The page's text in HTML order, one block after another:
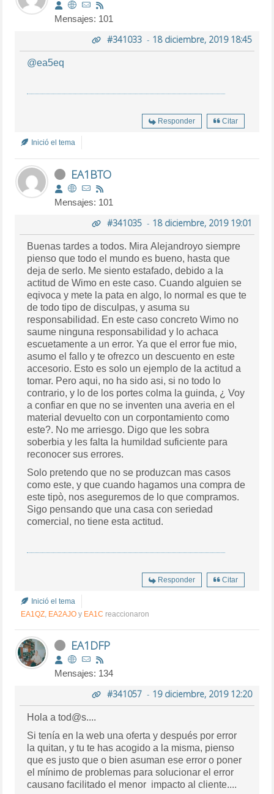
Mensajes: 101
#341033- 18 diciembre, 2019 18:45
@ea5eq
Responder Citar
Inició el tema
EA1BTO
Mensajes: 101
#341035- 18 diciembre, 2019 19:01
Buenas tardes a todos. Mira Alejandroyo siempre
pienso que todo el mundo es bueno, hasta que
deja de serlo. Me siento estafado, debido a la
actitud de Wimo en este caso. Cuando alguien se
eqivoca y mete la pata en algo, lo normal es que te
de todo tipo de disculpas, y asuma su
responsabilidad. En este caso concreto Wimo no
saume ninguna responsabilidad y lo achaca
escuetamente a un error. Ya que el error fue mio,
asumo el fallo y te ofrezco un descuento en este
accesorio. Esto es solo un ejemplo de la actitud a
tomar. Pero aqui, no ha sido asi, si no todo lo
contrario, y lo de los portes colma la guinda, ¿ Voy
a confiar en que no se inventen una averia en el
material devuelto con un corpontamiento como
este?. No me arriesgo. Digo que les sobra
soberbia y les falta la humildad suficiente para
reconocer sus errores.
Solo pretendo que no se produzcan mas casos
como este, y que cuando hagamos una compra de
este tipò, nos aseguremos de lo que compramos.
Sigo pensando que una casa con seriedad
comercial, no tiene esta actitud.
Responder Citar
Inició el tema
EA1QZ, EA2AJO y EA1C reaccionaron
EA1DFP
Mensajes: 134
#341057- 19 diciembre, 2019 12:20
Hola a tod@s....
Si tenía en la web una oferta y después por error
la quitan, y tu te has acogido a la misma, pienso
que es justo que o bien asuman ese error o poner
el mínimo de problemas para solucionar el error
causano facilitado el menor impacto al cliente....